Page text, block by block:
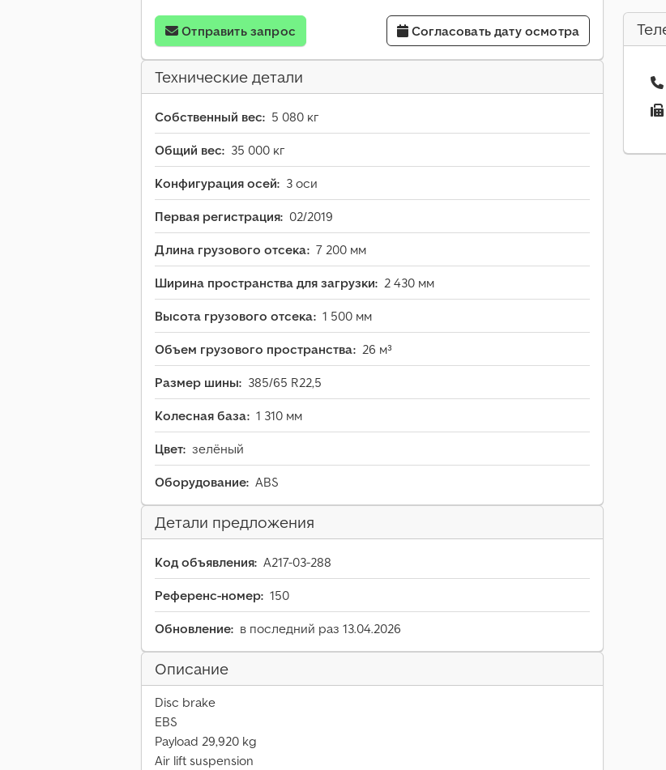
Отправить запрос Согласовать дату осмотра
Технические детали
Собственный вес: 5 080 кг
Общий вес: 35 000 кг
Конфигурация осей: 3 оси
Первая регистрация: 02/2019
Длина грузового отсека: 7 200 мм
Ширина пространства для загрузки: 2 430 мм
Высота грузового отсека: 1 500 мм
Объем грузового пространства: 26 м³
Размер шины: 385/65 R22,5
Колесная база: 1 310 мм
Цвет: зелёный
Оборудование: ABS
Детали предложения
Код объявления: A217-03-288
Референс-номер: 150
Обновление: в последний раз 13.04.2026
Описание
Disc brake
EBS
Payload 29,920 kg
Air lift suspension